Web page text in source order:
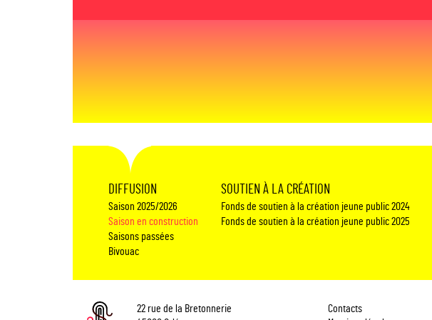
DIFFUSION
Saison 2025/2026
Saison en construction
Saisons passées
Bivouac
SOUTIEN À LA CRÉATION
Fonds de soutien à la création jeune public 2024
Fonds de soutien à la création jeune public 2025
22 rue de la Bretonnerie
Contacts